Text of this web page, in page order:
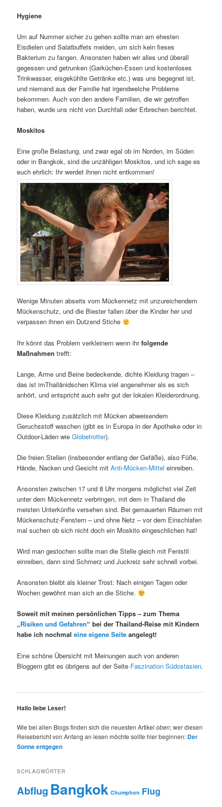
Hygiene
Um auf Nummer sicher zu gehen sollte man am ehesten
Eisdielen und Salatbuffets meiden, um sich kein fieses
Bakterium zu fangen. Ansonsten haben wir alles und überall
gegessen und getrunken (Garküchen-Essen und kostenloses
Trinkwasser, eisgekühlte Getränke etc.) was uns begegnet ist,
und niemand aus der Familie hat irgendwelche Probleme
bekommen. Auch von den andere Familien, die wir getroffen
haben, wurde uns nicht von Durchfall oder Erbrechen berichtet.
Moskitos
Eine große Belastung, und zwar egal ob im Norden, im Süden
oder in Bangkok, sind die unzähligen Moskitos, und ich sage es
euch ehrlich: Ihr werdet ihnen nicht entkommen!
Wenige Minuten abseits vom Mückennetz mit unzureichendem
Mückenschutz, und die Biester fallen über die Kinder her und
verpassen ihnen ein Dutzend Stiche
Ihr könnt das Problem verkleinern wenn ihrfolgende
Maßnahmen trefft:
Lange, Arme und Beine bedeckende, dichte Kleidung tragen –
das ist imThailänidschen Klima viel angenehmer als es sich
anhört, und entspricht auch sehr gut der lokalen Kleiderordnung.
Diese Kleidung zusätzlich mit Mücken abweisendem
Geruchsstoff waschen (gibt es in Europa in der Apotheke oder in
Outdoor-Läden wieGlobetrotter).
Die freien Stellen (insbesonder entlang der Gefäße), also Füße,
Hände, Nacken und Gesicht mitAnti-Mücken-Mittel einreiben.
Ansonsten zwischen 17 und 8 Uhr morgens möglichst viel Zeit
unter dem Mückennetz verbringen, mit dem in Thailand die
meisten Unterkünfte versehen sind. Bei gemauerten Räumen mit
Mückenschutz-Fenstern – und ohne Netz – vor dem Einschlafen
mal suchen ob sich nicht doch ein Moskito eingeschlichen hat!
Wird man gestochen sollte man die Stelle gleich mit Fenistil
einreiben, dann sind Schmerz und Juckreiz sehr schnell vorbei.
Ansonsten bleibt als kleiner Trost: Nach einigen Tagen oder
Wochen gewöhnt man sich an die Stiche.
Soweit mit meinen persönlichen Tipps – zum Thema
„Risiken und Gefahren“ bei der Thailand-Reise mit Kindern
habe ich nochmaleine eigene Seite angelegt!
Eine schöne Übersicht mit Meinungen auch von anderen
Bloggern gibt es übrigens auf der Seite Faszination Südostasien.
Hallo liebe Leser!
Wie bei allen Blogs finden sich die neuesten Artikeloben; wer diesen
Reisebericht von Anfang an lesen möchte sollte hier beginnen: Der
Sonne entgegen
SCHLAGWÖRTER
Abflug Bangkok Chumphon Flug